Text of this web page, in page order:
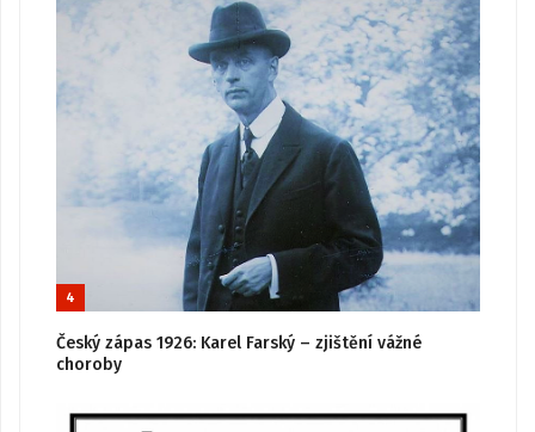
4
Český zápas 1926: Karel Farský – zjištění vážné
choroby